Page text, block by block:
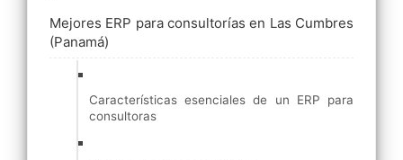
Mejores ERP para consultorías en Las Cumbres
(Panamá)
Características esenciales de un ERP para
consultoras